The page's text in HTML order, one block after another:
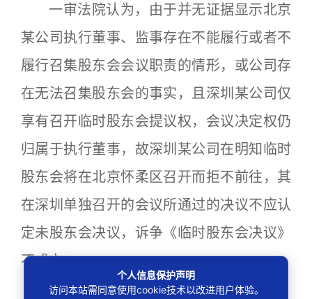
一审法院认为，由于并无证据显示北京
某公司执行董事、监事存在不能履行或者不
履行召集股东会会议职责的情形，或公司存
在无法召集股东会的事实，且深圳某公司仅
享有召开临时股东会提议权，会议决定权仍
归属于执行董事，故深圳某公司在明知临时
股东会将在北京怀柔区召开而拒不前往，其
在深圳单独召开的会议所通过的决议不应认
定未股东会决议，诉争《临时股东会决议》
不成立。
深圳某公司不服一审判决，提起上诉，
个人信息保护声明
访问本站需同意使用cookie技术以改进用户体验。